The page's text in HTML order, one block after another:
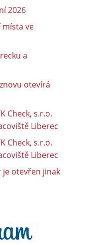
2026
ve
a
otevírá
Check, s.r.o.
Liberec
Check, s.r.o.
Liberec
je otevřen jinak